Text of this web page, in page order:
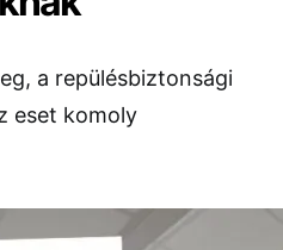
a repülésbiztonsági
eset komoly